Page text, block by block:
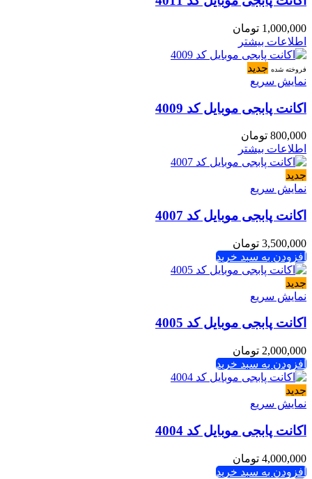
1,000,000 تومان
اطلاعات بیشتر
فروخته شده جدید
نمایش سریع
اکانت پابجی موبایل کد 4009
800,000 تومان
اطلاعات بیشتر
جدید
نمایش سریع
اکانت پابجی موبایل کد 4007
3,500,000 تومان
افزودن به سبد خرید
جدید
نمایش سریع
اکانت پابجی موبایل کد 4005
2,000,000 تومان
افزودن به سبد خرید
جدید
نمایش سریع
اکانت پابجی موبایل کد 4004
4,000,000 تومان
افزودن به سبد خرید